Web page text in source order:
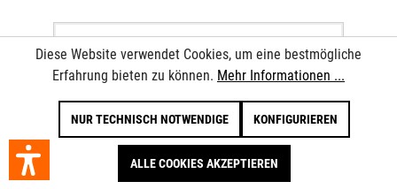
Diese Website verwendet Cookies, um eine bestmögliche
Erfahrung bieten zu können. Mehr Informationen ...
NUR TECHNISCH NOTWENDIGE KONFIGURIEREN
ALLE COOKIES AKZEPTIEREN